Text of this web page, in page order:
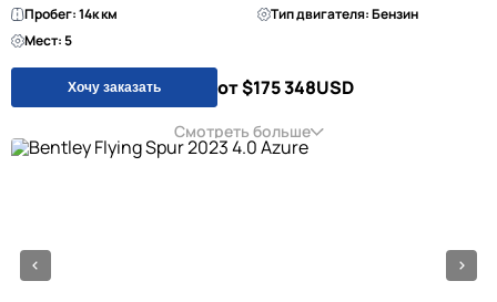
Пробег: 14к км
Тип двигателя: Бензин
Мест: 5
Хочу заказать от $175 348USD
Смотреть больше